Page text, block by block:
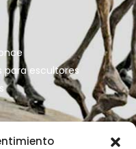
para escultores
rotondas